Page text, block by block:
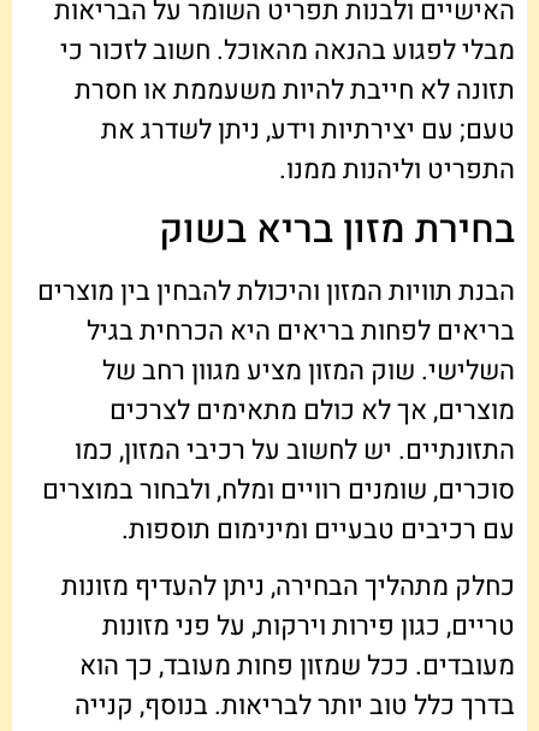
האישיים ולבנות תפריט השומר על הבריאות
מבלי לפגוע בהנאה מהאוכל. חשוב לזכור כי
תזונה לא חייבת להיות משעממת או חסרת
טעם; עם יצירתיות וידע, ניתן לשדרג את
התפריט וליהנות ממנו.
בחירת מזון בריא בשוק
הבנת תוויות המזון והיכולת להבחין בין מוצרים
בריאים לפחות בריאים היא הכרחית בגיל
השלישי. שוק המזון מציע מגוון רחב של
מוצרים, אך לא כולם מתאימים לצרכים
התזונתיים. יש לחשוב על רכיבי המזון, כמו
סוכרים, שומנים רוויים ומלח, ולבחור במוצרים
עם רכיבים טבעיים ומינימום תוספות.
כחלק מתהליך הבחירה, ניתן להעדיף מזונות
טריים, כגון פירות וירקות, על פני מזונות
מעובדים. ככל שמזון פחות מעובד, כך הוא
בדרך כלל טוב יותר לבריאות. בנוסף, קנייה